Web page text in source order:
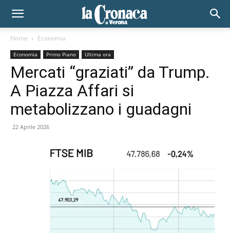
Home Economia
Economia Primo Piano Ultima ora
Mercati “graziati” da Trump.
A Piazza Affari si
metabolizzano i guadagni
22 Aprile 2026